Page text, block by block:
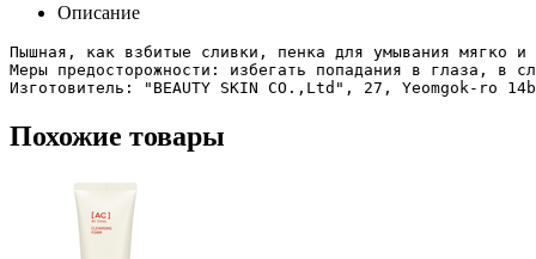
Описание
Пышная, как взбитые сливки, пенка для умывания мягко и
Меры предосторожности: избегать попадания в глаза, в
Похожие товары